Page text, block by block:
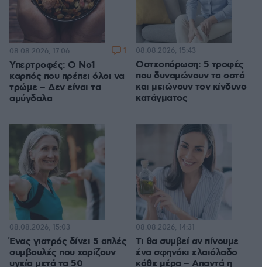
Υπερτροφές: Ο Νο1
καρπός που πρέπει όλοι να
τρώμε – Δεν είναι τα
αμύγδαλα
08.08.2026, 17:06 1
Οστεοπόρωση: 5 τροφές
που δυναμώνουν τα οστά
και μειώνουν τον κίνδυνο
κατάγματος
08.08.2026, 15:43
Ένας γιατρός δίνει 5 απλές
συμβουλές που χαρίζουν
υγεία μετά τα 50
08.08.2026, 15:03
Τι θα συμβεί αν πίνουμε
ένα σφηνάκι ελαιόλαδο
κάθε μέρα – Απαντά η
08.08.2026, 14:31